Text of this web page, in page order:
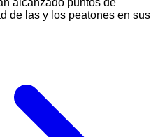
de las y los peatones en sus